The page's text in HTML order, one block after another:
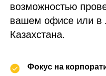
возможностью
вашем офисе или в
Казахстана.
Фокус на